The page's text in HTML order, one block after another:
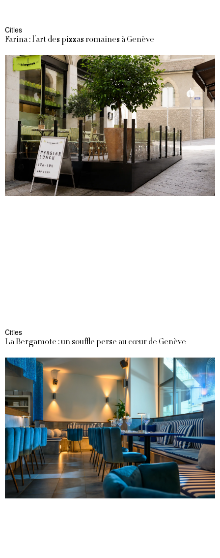
Cities
Farina : l’art des pizzas romaines à Genève
Cities
La Bergamote : un souffle perse au cœur de Genève